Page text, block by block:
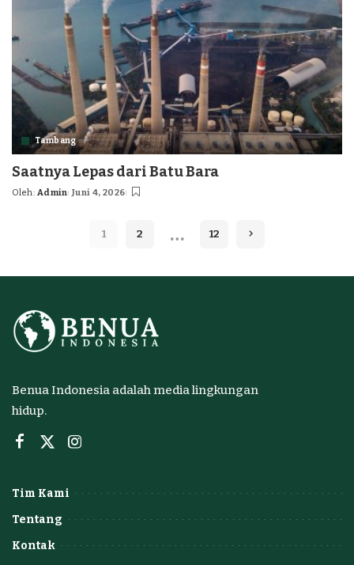
Tambang
Saatnya Lepas dari Batu Bara
Posted
Oleh: Admin Juni 4, 2026
1 2 … 12
Benua Indonesia adalah media lingkungan
hidup.
Tim Kami
Tentang
Kontak